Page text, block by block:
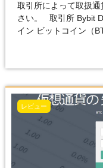
取引所によって取扱
さい。 取引所 Bybit
イン ビットコイン（
レビュー